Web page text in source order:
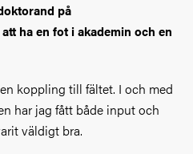
på
ha en fot i akademin och en
koppling till fältet. I och med
har jag fått både input och
väldigt bra.